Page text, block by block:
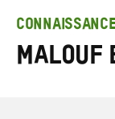
Malouf